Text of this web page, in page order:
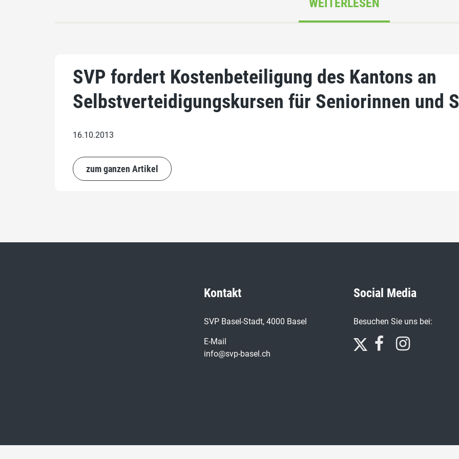
WEITERLESEN
SVP fordert Kostenbeteiligung des Kantons an
Selbstverteidigungskursen für Seniorinnen und
16.10.2013
zum ganzen Artikel
Kontakt
SVP Basel-Stadt, 4000 Basel
E-Mail
info@svp-basel.ch
Social Media
Besuchen Sie uns bei: